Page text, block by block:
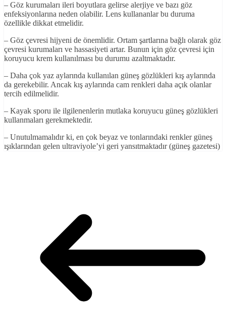
– Göz kurumaları ileri boyutlara gelirse alerjiye ve bazı göz
enfeksiyonlarına neden olabilir. Lens kullananlar bu duruma
özellikle dikkat etmelidir.
– Göz çevresi hijyeni de önemlidir. Ortam şartlarına bağlı olarak göz
çevresi kurumaları ve hassasiyeti artar. Bunun için göz çevresi için
koruyucu krem kullanılması bu durumu azaltmaktadır.
– Daha çok yaz aylarında kullanılan güneş gözlükleri kış aylarında
da gerekebilir. Ancak kış aylarında cam renkleri daha açık olanlar
tercih edilmelidir.
– Kayak sporu ile ilgilenenlerin mutlaka koruyucu güneş gözlükleri
kullanmaları gerekmektedir.
– Unutulmamalıdır ki, en çok beyaz ve tonlarındaki renkler güneş
ışıklarından gelen ultraviyole’yi geri yansıtmaktadır (güneş gazetesi)